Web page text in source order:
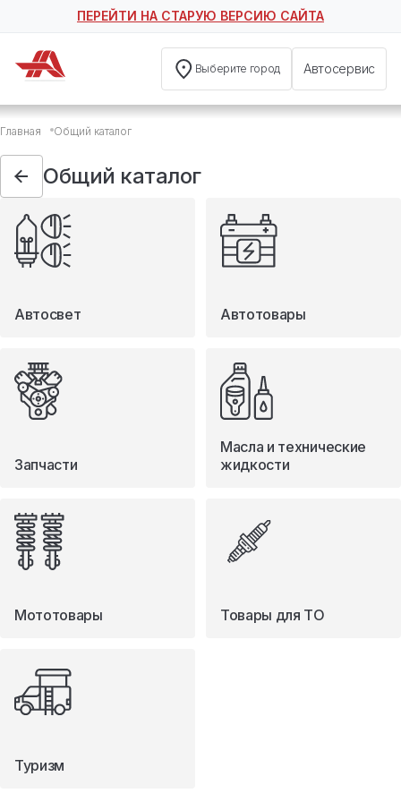
ПЕРЕЙТИ НА СТАРУЮ ВЕРСИЮ САЙТА
Выберите город Автосервис
Общий каталог
Автосвет
Автотовары
Запчасти
Масла и технические жидкости
Мототовары
Туризм
Главная Общий каталог
Общий каталог
Автосвет Автотовары
Запчасти
Масла и технические
жидкости
Мототовары Товары для ТО
Туризм